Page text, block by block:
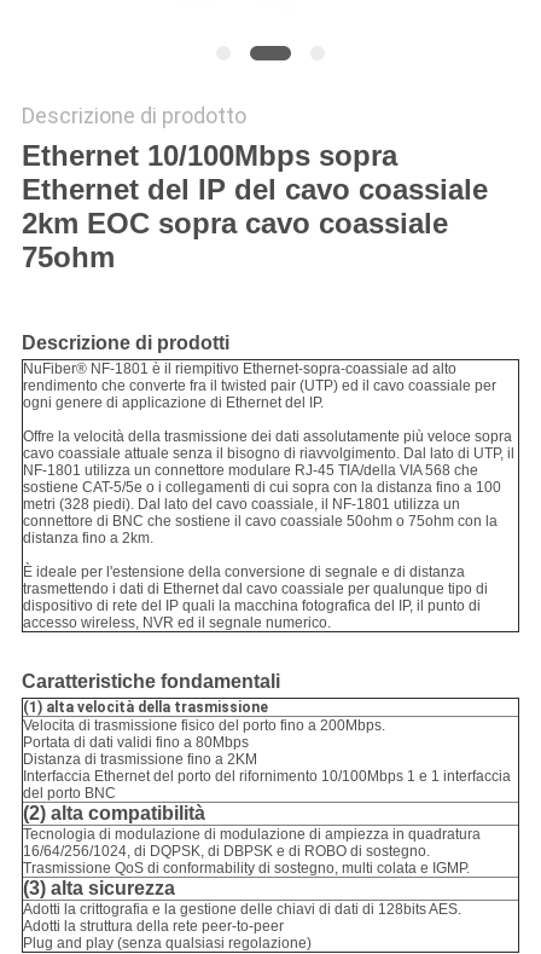
Descrizione di prodotto
Ethernet 10/100Mbps sopra
Ethernet del IP del cavo coassiale
2km EOC sopra cavo coassiale
75ohm
Descrizione di prodotti
NuFiber® NF-1801 è il riempitivo Ethernet-sopra-coassiale ad alto
rendimento che converte fra il twisted pair (UTP) ed il cavo coassiale per
ogni genere di applicazione di Ethernet del IP.
Offre la velocità della trasmissione dei dati assolutamente più veloce sopra
cavo coassiale attuale senza il bisogno di riavvolgimento. Dal lato di UTP, il
NF-1801 utilizza un connettore modulare RJ-45 TIA/della VIA 568 che
sostiene CAT-5/5e o i collegamenti di cui sopra con la distanza fino a 100
metri (328 piedi). Dal lato del cavo coassiale, il NF-1801 utilizza un
connettore di BNC che sostiene il cavo coassiale 50ohm o 75ohm con la
distanza fino a 2km.
È ideale per l'estensione della conversione di segnale e di distanza
trasmettendo i dati di Ethernet dal cavo coassiale per qualunque tipo di
dispositivo di rete del IP quali la macchina fotografica del IP, il punto di
accesso wireless, NVR ed il segnale numerico.
Caratteristiche fondamentali
(1)alta velocità della trasmissione
Velocita di trasmissione fisico del porto fino a 200Mbps.
Portata di dati validi fino a 80Mbps
Distanza di trasmissione fino a 2KM
Interfaccia Ethernet del porto del rifornimento 10/100Mbps 1 e 1 interfaccia
del porto BNC
(2) alta compatibilità
Tecnologia di modulazione di modulazione di ampiezza in quadratura
16/64/256/1024, di DQPSK, di DBPSK e di ROBO di sostegno.
Trasmissione QoS di conformability di sostegno, multi colata e IGMP.
(3) alta sicurezza
Adotti la crittografia e la gestione delle chiavi di dati di 128bits AES.
Adotti la struttura della rete peer-to-peer
Plug and play (senza qualsiasi regolazione)